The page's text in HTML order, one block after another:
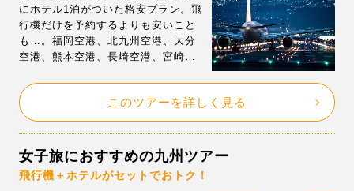
にホテル1泊がついた格安プラン。飛
行機だけを予約するよりも安いこと
も…。福岡空港、北九州空港、大分
空港、熊本空港、長崎空港、宮崎空
べます！安心のJALグループ利用の
格安航空券を予約できます。このツアーを詳しく見る
女子旅におすすめの九州ツアー
飛行機＋ホテルがセットでおトク！